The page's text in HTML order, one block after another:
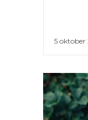
5 oktober